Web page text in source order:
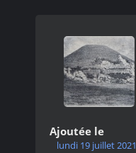
Ajoutée le
lundi 19 juillet 2021